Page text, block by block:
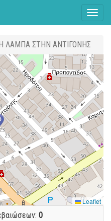
ΛΑΜΠΑ ΣΤΗΝ ΑΝΤΙΓΟΝΗΣ
Leaflet
0